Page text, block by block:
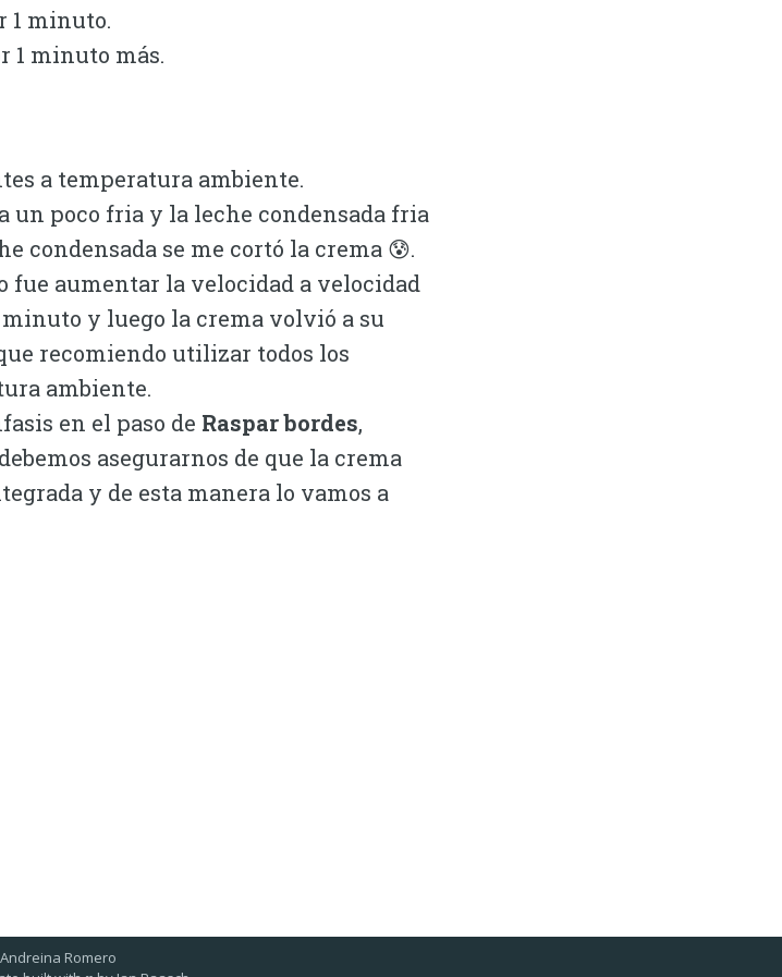
1 minuto.
1 minuto más.
a temperatura ambiente.
poco fria y la leche condensada fria
condensada se me cortó la crema 😰.
fue aumentar la velocidad a velocidad
y luego la crema volvió a su
recomiendo utilizar todos los
ambiente.
en el paso de Raspar bordes,
asegurarnos de que la crema
y de esta manera lo vamos a
Romero